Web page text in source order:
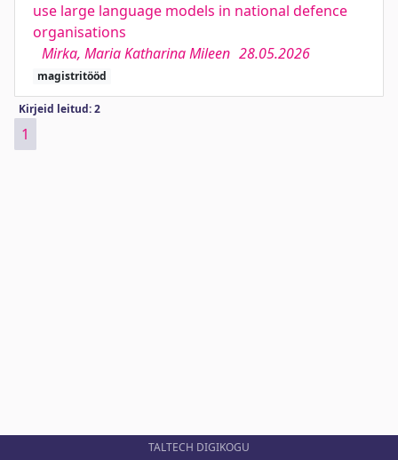
use large language models in national defence
organisations
Mirka, Maria Katharina Mileen 28.05.2026
magistritööd
Kirjeid leitud: 2
1
TALTECH DIGIKOGU